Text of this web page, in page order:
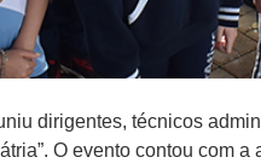
dirigentes, técnicos
O evento contou com